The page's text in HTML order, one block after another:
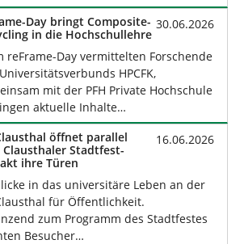
30.06.2026
Day bringt Composite-
in die Hochschullehre
reFrame-Day vermittelten Forschende
HPCFK,
mit der PFH Private Hochschule
aktuelle Inhalte…
16.06.2026
öffnet parallel
Clausthaler Stadtfest-
ihre Türen
in das universitäre Leben an der
für Öffentlichkeit.
zum Programm des Stadtfestes
Besucher…